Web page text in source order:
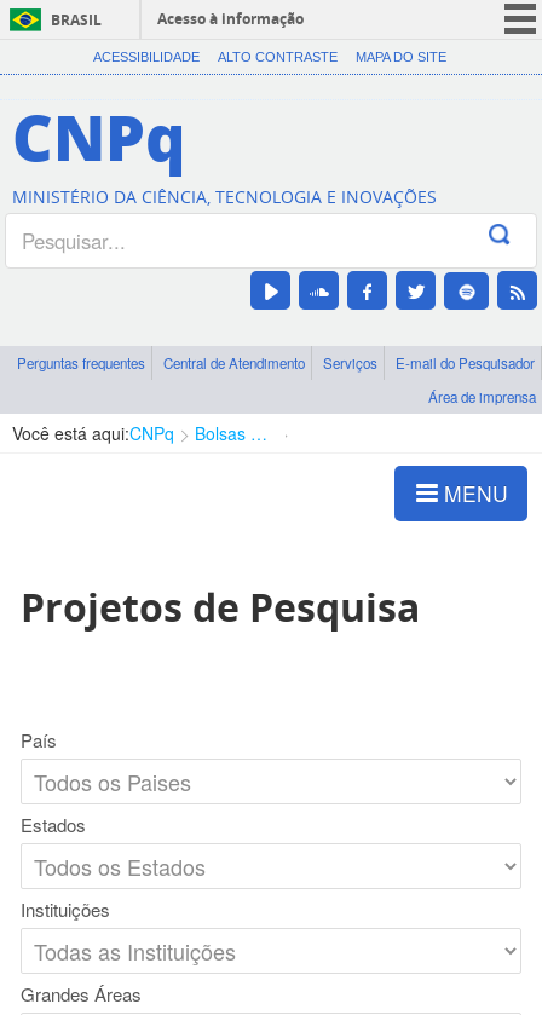
BRASIL
Acesso à informação
CORONAVÍRUS (COVID-19)
Canais
ACESSIBILIDADE ALTO CONTRASTE MAPA DO SITE
CNPq
MINISTÉRIO DA CIÊNCIA, TECNOLOGIA E INOVAÇÕES
Perguntas frequentes Central de Atendimento Serviços
E-mail do Pesquisador
Área de imprensa
Você está aqui:CNPq Bolsas e Auxílios Vigentes
MENU
Projetos de Pesquisa
País
Estados
Instituições
Grandes Áreas